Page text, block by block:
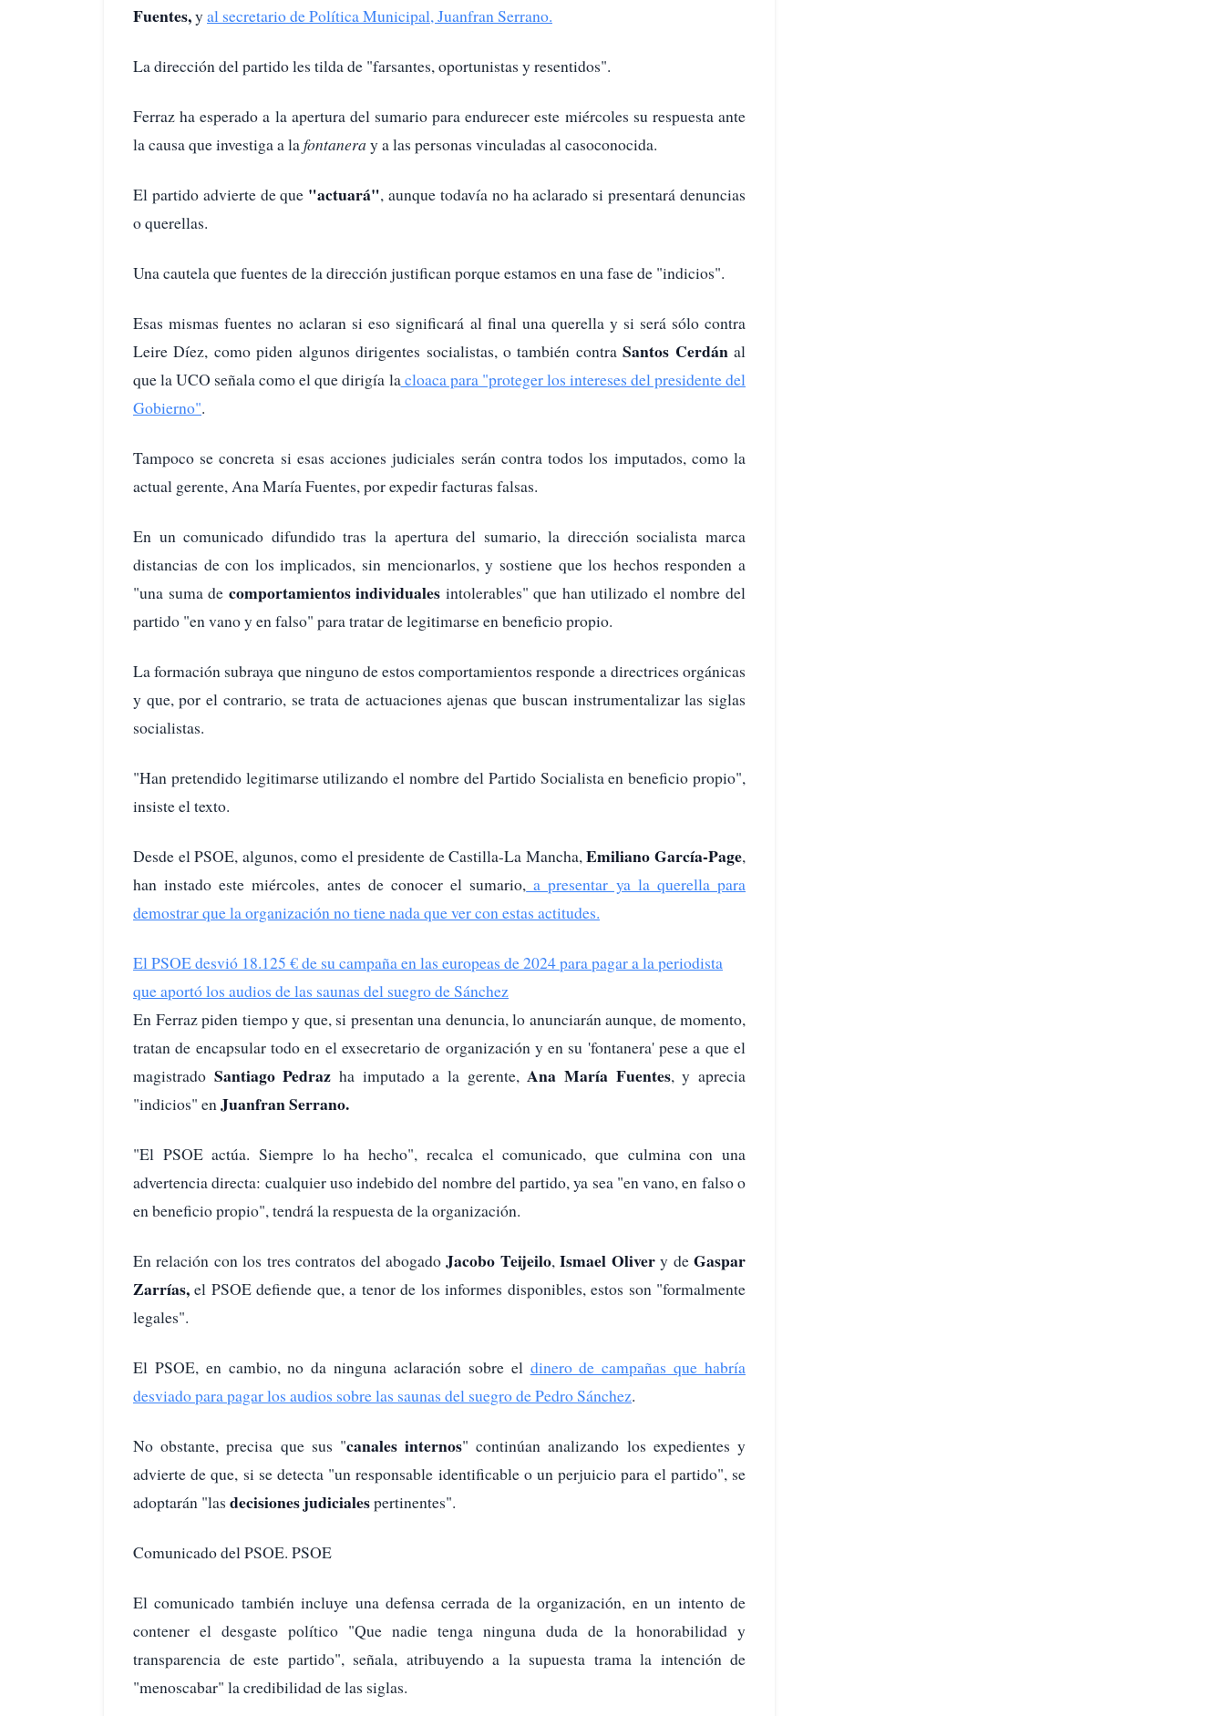
Fuentes,yal secretario de Política Municipal, Juanfran Serrano.
La dirección del partido les tilda de "farsantes, oportunistas y resentidos".
Ferraz ha esperado a la apertura del sumario para endurecer este miércoles su respuesta ante
la causa que investiga a lafontanera y a las personas vinculadas al casoconocida.
El partido advierte de que "actuará", aunque todavía no ha aclarado si presentará denuncias
o querellas.
Una cautela que fuentes de la dirección justifican porque estamos en una fase de "indicios".
Esas mismas fuentes no aclaran si eso significará al final una querella y si será sólo contra
Leire Díez, como piden algunos dirigentes socialistas, o también contraSantos Cerdán al
que la UCO señala como el que dirigía lacloaca para "proteger los intereses del presidente del
Gobierno".
Tampoco se concreta si esas acciones judiciales serán contra todos los imputados, como la
actual gerente, Ana María Fuentes, por expedir facturas falsas.
En un comunicado difundido tras la apertura del sumario, la dirección socialista marca
distancias de con los implicados, sin mencionarlos, y sostiene que los hechos responden a
"una suma de comportamientosindividuales intolerables" que han utilizado el nombre del
partido "en vano y en falso" para tratar de legitimarse en beneficio propio.
La formación subraya que ninguno de estos comportamientos responde a directrices orgánicas
y que, por el contrario, se trata de actuaciones ajenas que buscan instrumentalizar las siglas
socialistas.
"Han pretendido legitimarse utilizando el nombre del Partido Socialista en beneficio propio",
insiste el texto.
Desde el PSOE, algunos, como el presidente de Castilla-La Mancha,Emiliano García-Page,
han instado este miércoles, antes de conocer el sumario, a presentar ya la querella para
demostrar que la organización no tiene nada que ver con estas actitudes.
El PSOE desvió 18.125 € de su campaña en las europeas de 2024 para pagar a la periodista
que aportó los audios de las saunas del suegro de Sánchez
En Ferraz piden tiempo y que, si presentan una denuncia, lo anunciarán aunque, de momento,
tratan de encapsular todo en el exsecretario de organización y en su 'fontanera' pese a que el
magistrado Santiago Pedrazha imputado a la gerente, Ana María Fuentes, y aprecia
"indicios" en Juanfran Serrano.
"El PSOE actúa. Siempre lo ha hecho", recalca el comunicado, que culmina con una
advertencia directa: cualquier uso indebido del nombre del partido, ya sea "en vano, en falso o
en beneficio propio", tendrá la respuesta de la organización.
En relación con los tres contratos del abogado Jacobo Teijeilo,Ismael Olivery deGaspar
Zarrías,el PSOE defiende que, a tenor de los informes disponibles, estos son "formalmente
legales".
El PSOE, en cambio, no da ninguna aclaración sobre el dinero de campañas que habría
desviado para pagar los audios sobre las saunas del suegro de Pedro Sánchez.
No obstante, precisa que sus "canalesinternos" continúan analizando los expedientes y
advierte de que, si se detecta "un responsable identificable o un perjuicio para el partido", se
adoptarán "las decisionesjudicialespertinentes".
Comunicado del PSOE. PSOE
El comunicado también incluye una defensa cerrada de la organización, en un intento de
contener el desgaste político "Que nadie tenga ninguna duda de la honorabilidad y
transparencia de este partido", señala, atribuyendo a la supuesta trama la intención de
"menoscabar" la credibilidad de las siglas.